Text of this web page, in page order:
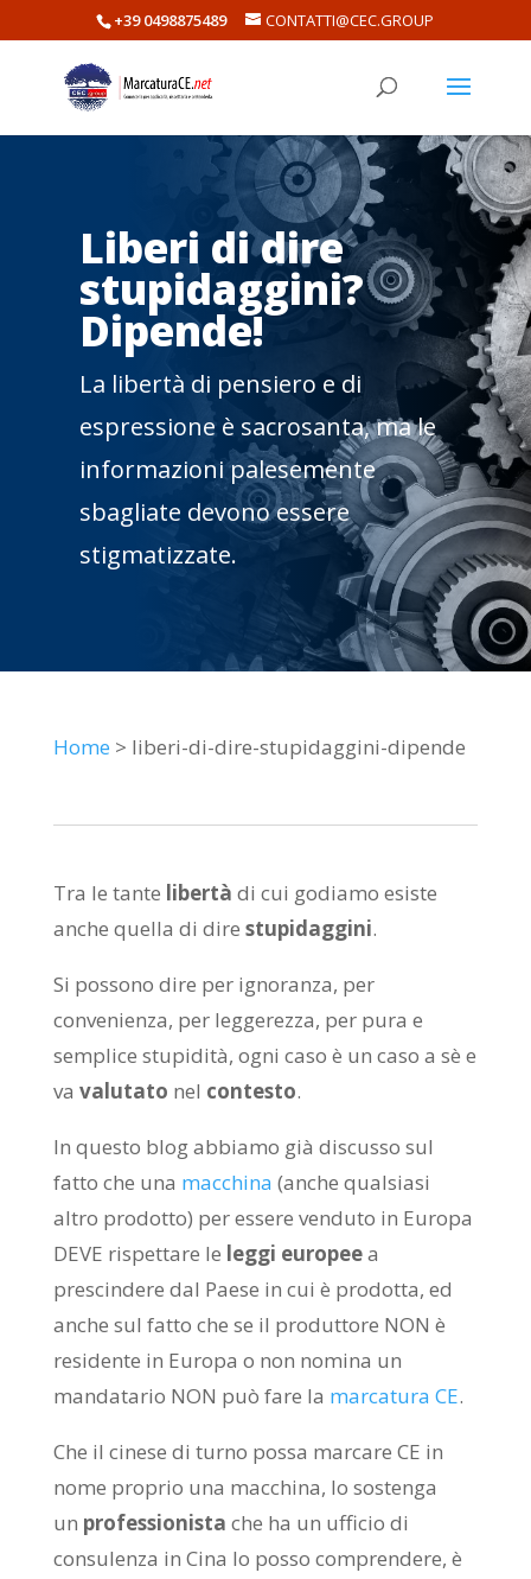
+39 0498875489 CONTATTI@CEC.GROUP
Liberi di dire
stupidaggini?
Dipende!
La libertà di pensiero e di
espressione è sacrosanta, ma le
informazioni palesemente
sbagliate devono essere
stigmatizzate.
Home > liberi-di-dire-stupidaggini-dipende
Tra le tante libertà di cui godiamo esiste
anche quella di dire stupidaggini.
Si possono dire per ignoranza, per
convenienza, per leggerezza, per pura e
semplice stupidità, ogni caso è un caso a sè e
va valutato nel contesto.
In questo blog abbiamo già discusso sul
fatto che una macchina (anche qualsiasi
altro prodotto) per essere venduto in Europa
DEVE rispettare le leggi europeea
prescindere dal Paese in cui è prodotta, ed
anche sul fatto che se il produttore NON è
residente in Europa o non nomina un
mandatario NON può fare la marcatura CE.
Che il cinese di turno possa marcare CE in
nome proprio una macchina, lo sostenga
un professionista che ha un ufficio di
consulenza in Cina lo posso comprendere, è